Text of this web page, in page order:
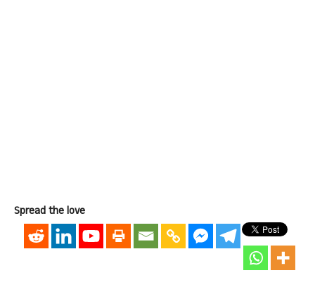
Spread the love